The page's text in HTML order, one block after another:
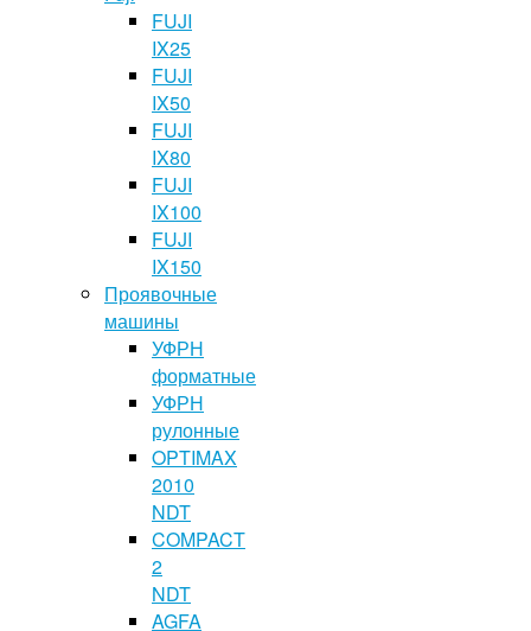
FUJI
IX25
FUJI
IX50
FUJI
IX80
FUJI
IX100
FUJI
IX150
Проявочные
машины
УФРН
форматные
УФРН
рулонные
OPTIMAX
2010
NDT
COMPACT
2
NDT
AGFA